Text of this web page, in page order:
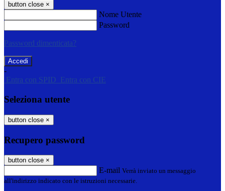
button close ×
Nome Utente
Password
Password dimenticata?
-
Entra con SPID
Entra con CIE
Seleziona utente
button close ×
Recupero password
button close ×
E-mail Verrà inviato un messaggio
all'indirizzo indicato con le istruzioni necessarie.